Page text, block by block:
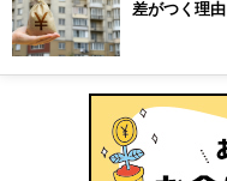
差がつく理由